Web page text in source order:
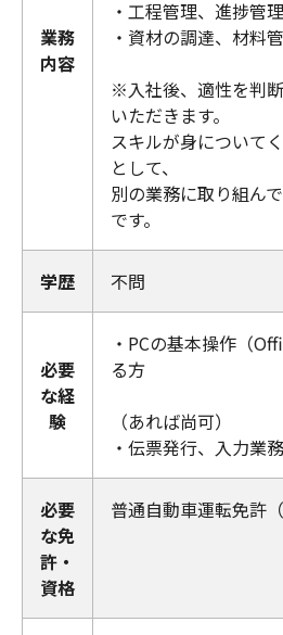
業務
内容
・工程管理、進捗管理
・資材の調達、材料
※入社後、適性を判
いただきます。
スキルが身について
として、
別の業務に取り組ん
です。
学歴 不問
必要
な経
験
・PCの基本操作（
る方
（あれば尚可）
・伝票発行、入力業
必要
な免
許・
資格
普通自動車運転免許（